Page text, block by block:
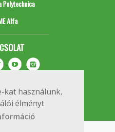
kat használunk,
élményt
Polytechnica
Alfa